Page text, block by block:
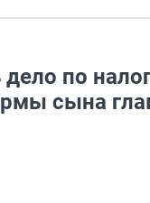
дело по
сына